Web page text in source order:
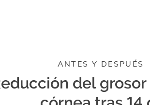
ANTES Y DESPUÉS
del